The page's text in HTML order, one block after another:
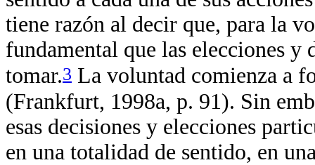
tiene razón al decir que, para la
fundamental que las elecciones y
tomar.3 La voluntad comienza a
(Frankfurt, 1998a, p. 91). Sin
esas decisiones y elecciones
en una totalidad de sentido, en